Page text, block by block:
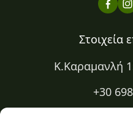
Στοιχεία
Κ.Καραμανλή
+30